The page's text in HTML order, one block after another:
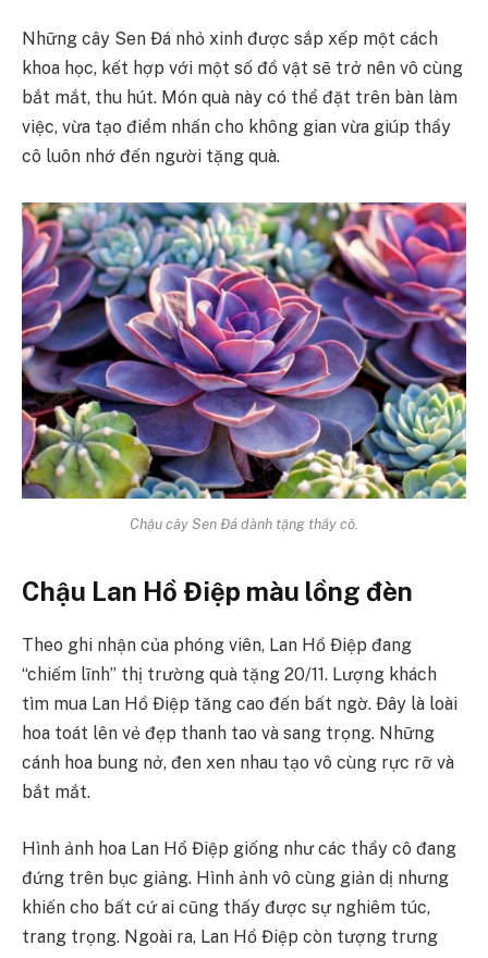
Những cây Sen Đá nhỏ xinh được sắp xếp một cách
khoa học, kết hợp với một số đồ vật sẽ trở nên vô cùng
bắt mắt, thu hút. Món quà này có thể đặt trên bàn làm
việc, vừa tạo điểm nhấn cho không gian vừa giúp thầy
cô luôn nhớ đến người tặng quà.
Chậu cây Sen Đá dành tặng thầy cô.
Chậu Lan Hồ Điệp màu lồng đèn
Theo ghi nhận của phóng viên, Lan Hồ Điệp đang
“chiếm lĩnh” thị trường quà tặng 20/11. Lượng khách
tìm mua Lan Hồ Điệp tăng cao đến bất ngờ. Đây là loài
hoa toát lên vẻ đẹp thanh tao và sang trọng. Những
cánh hoa bung nở, đen xen nhau tạo vô cùng rực rỡ và
bắt mắt.
Hình ảnh hoa Lan Hồ Điệp giống như các thầy cô đang
đứng trên bục giảng. Hình ảnh vô cùng giản dị nhưng
khiến cho bất cứ ai cũng thấy được sự nghiêm túc,
trang trọng. Ngoài ra, Lan Hồ Điệp còn tượng trưng